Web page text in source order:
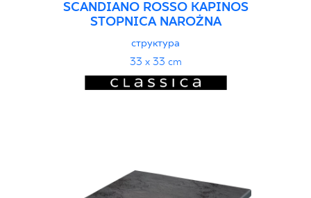
SCANDIANO ROSSO KAPINOS
STOPNICA NAROŻNA
структура
33 x 33 cm